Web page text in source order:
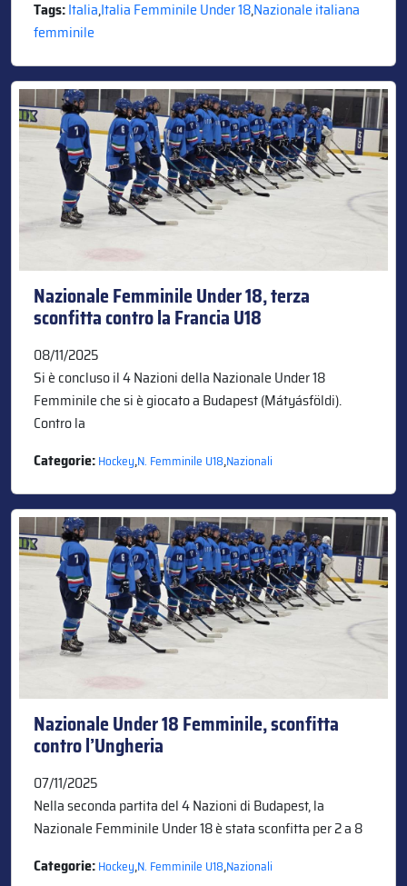
Tags:Italia,Italia Femminile Under 18,Nazionale italiana
femminile
Nazionale Femminile Under 18, terza
sconfitta contro la Francia U18
08/11/2025
Si è concluso il 4 Nazioni della Nazionale Under 18
Femminile che si è giocato a Budapest (Mátyásföldi).
Contro la
Categorie:Hockey,N. Femminile U18,Nazionali
Nazionale Under 18 Femminile, sconfitta
contro l’Ungheria
07/11/2025
Nella seconda partita del 4 Nazioni di Budapest, la
Nazionale Femminile Under 18 è stata sconfitta per 2 a 8
Categorie:Hockey,N. Femminile U18,Nazionali